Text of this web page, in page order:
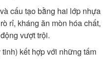
cấu tạo bằng hai lớp nhựa
rỉ, kháng ăn mòn hóa chất,
vượt trội.
kết hợp với những tấm